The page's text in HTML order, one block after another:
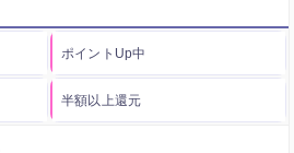
ポイントUp中
半額以上還元